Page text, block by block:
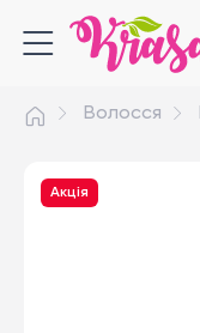
Волосся
Акція